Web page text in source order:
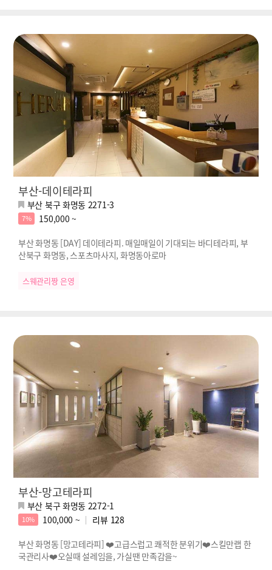
부산-데이테라피
부산 북구 화명동 2271-3
7%
150,000 ~
부산 화명동 [DAY] 데이테라피. 매일매일이 기대되는 바디테라피, 부
산북구 화명동, 스포츠마사지, 화명동아로마
스웨관리짱 은영
부산-망고테라피
부산 북구 화명동 2272-1
10% 100,000 ~ 리뷰 128
부산 화명동 [망고테라피] ❤️고급스럽고 쾌적한 분위기❤️스킬만랩 한
국관리사❤️오실때 설레임을, 가실땐 만족감을~